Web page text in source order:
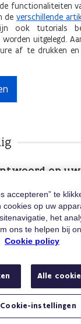
functionaliteiten
deverschillende
ook tutorials
uitgelegd.
af te drukken
op
Neem
Bel 02/547.54.93
Van maandag tot
Stuur ons een e-mail
Hebt u een vraag of
accepteren” te
cookies op uw
het
ons te helpen bij
Cookie policy
Alle
Cookie-instellingen